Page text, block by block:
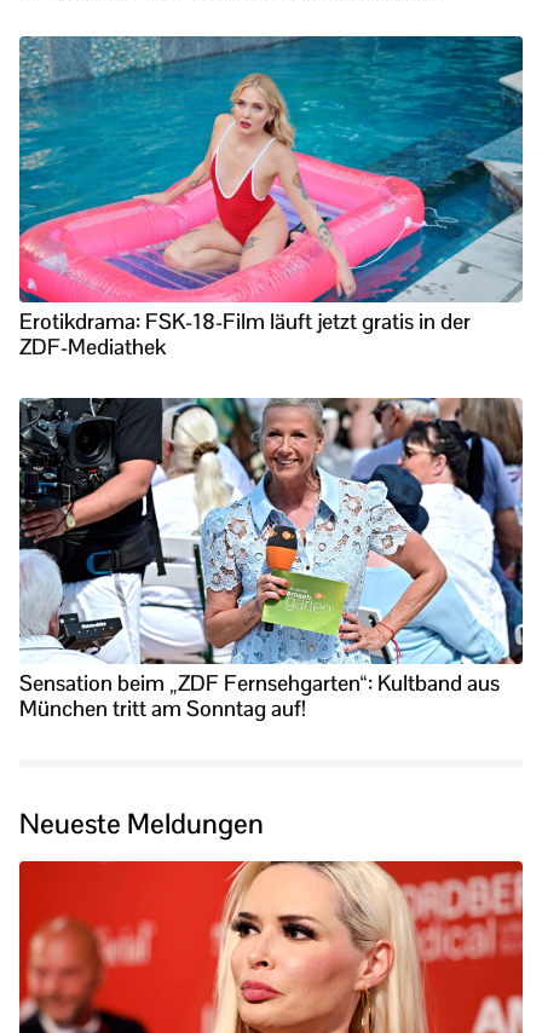
Erotikdrama: FSK-18-Film läuft jetzt gratis in der
ZDF-Mediathek
Sensation beim „ZDF Fernsehgarten“: Kultband aus
München tritt am Sonntag auf!
Neueste Meldungen